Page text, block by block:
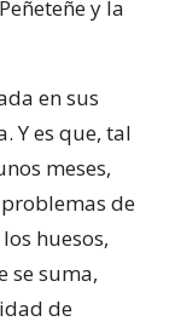
y la
en sus
Y es que, tal
meses,
de
huesos,
se suma,
de